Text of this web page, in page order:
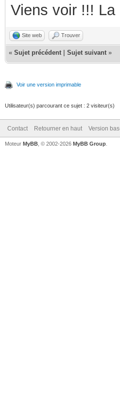
Viens voir !!!
Site web Trouver
« Sujet précédent Sujet suivant »
Voir une version imprimable
Utilisateur(s) parcourant ce sujet : 2 visiteur(s)
Contact Retourner en haut Version
Moteur MyBB , © 2002-2026 MyBB Group